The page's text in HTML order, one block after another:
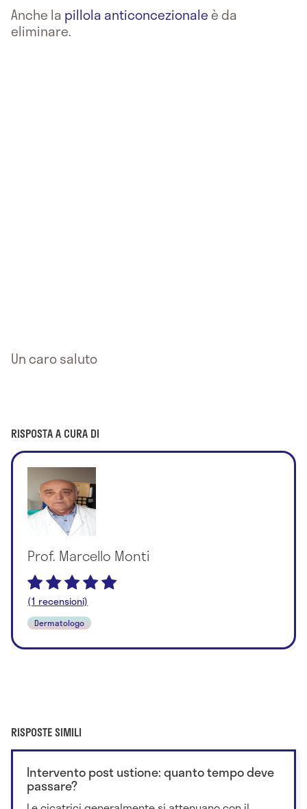
Anche la pillola anticoncezionaleè da
eliminare.
Un caro saluto
RISPOSTA A CURA DI
Prof. Marcello Monti
(1 recensioni)
Dermatologo
RISPOSTE SIMILI
Intervento post ustione: quanto tempo deve
passare?